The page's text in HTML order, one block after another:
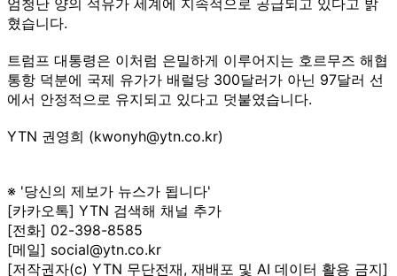
혔습니다.
트럼프 대통령은 이처럼 은밀하게 이루어지는 호르무즈 해협
통항 덕분에 국제 유가가 배럴당 300달러가 아닌 97달러 선
에서 안정적으로 유지되고 있다고 덧붙였습니다.
YTN 권영희 (kwonyh@ytn.co.kr)
※ '당신의 제보가 뉴스가 됩니다'
[카카오톡] YTN 검색해 채널 추가
[전화] 02-398-8585
[메일] social@ytn.co.kr
[저작권자(c) YTN 무단전재, 재배포 및 AI 데이터 활용 금지]